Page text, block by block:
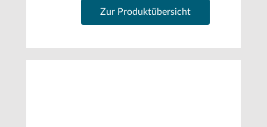
Zur Produktübersicht